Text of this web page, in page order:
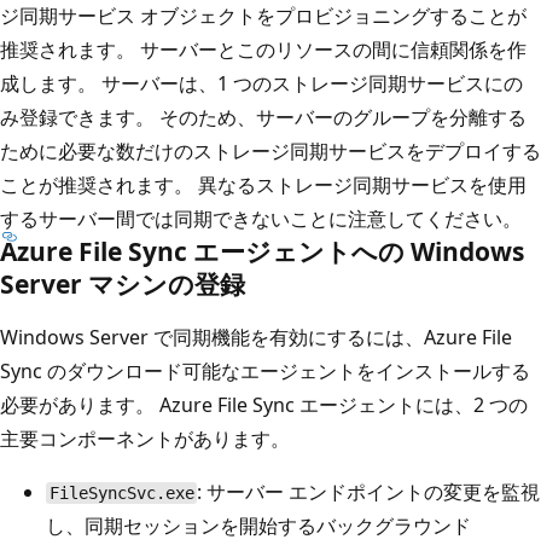
ジ同期サービス オブジェクトをプロビジョニングすることが
推奨されます。 サーバーとこのリソースの間に信頼関係を作
成します。 サーバーは、1 つのストレージ同期サービスにの
み登録できます。 そのため、サーバーのグループを分離する
ために必要な数だけのストレージ同期サービスをデプロイする
ことが推奨されます。 異なるストレージ同期サービスを使用
するサーバー間では同期できないことに注意してください。
Azure File Sync エージェントへの Windows
Server マシンの登録
Windows Server で同期機能を有効にするには、Azure File
Sync のダウンロード可能なエージェントをインストールする
必要があります。 Azure File Sync エージェントには、2 つの
主要コンポーネントがあります。
FileSyncSvc.exe : サーバー エンドポイントの変更を監視
し、同期セッションを開始するバックグラウンド